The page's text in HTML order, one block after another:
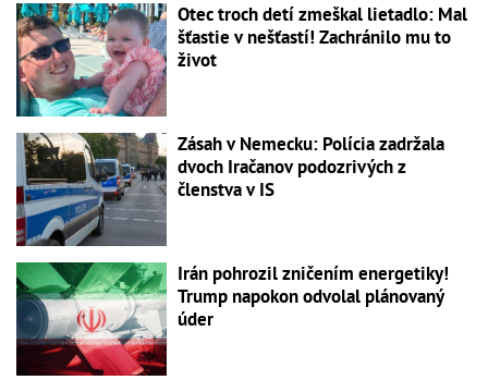
Otec troch detí zmeškal lietadlo: Mal
šťastie v nešťastí! Zachránilo mu to
život
Zásah v Nemecku: Polícia zadržala
dvoch Iračanov podozrivých z
členstva v IS
Irán pohrozil zničením energetiky!
Trump napokon odvolal plánovaný
úder